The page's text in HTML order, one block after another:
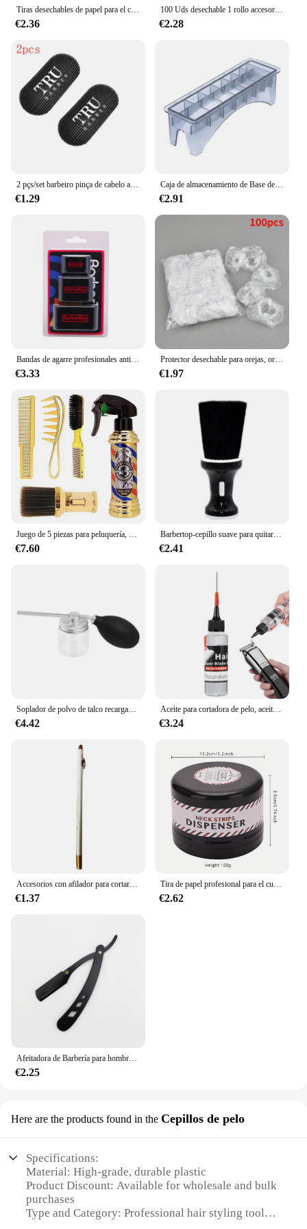
Tiras desechables de papel para el cuello, banda elástica profesional para peluquería, herramientas de estilismo
€2.36
100 Uds desechable 1 rollo accesorio de corte de pelo papel para el cuello ajustable peluquero dedicado salón de peluquería tiras blancas para el cuello
€2.28
2 pçs/set barbeiro pinça de cabelo adesivo fita titular do cabelo hairpin ferramentas estilo cabelo barbeiro acessórios salão cabeleireiro ferramenta
€1.29
Caja de almacenamiento de Base de 8 rejillas para cortadora de pelo Universal, peine de guía de límite para Barbero, Kit de herramientas de peinado, accesorios
€2.91
€3.33
Protector desechable para orejas, orejeras de ducha para teñir el cabello, herramientas de peluquería, accesorios de peluquería, 50/100 piezas
€1.97
€7.60
Barbertop-cepillo suave para quitar el pelo, plumero para cuello y cara, cepillos para barberos, herramientas de peluquería para estilista de salón, accesorios
€2.41
€4.42
Aceite para cortadora de pelo, aceite lubricante para Barbero, afeitadora, recortadora de barba, prevención de óxido
€3.24
€1.37 €2.62
Afeitadora de Barbería para hombres, de borde recto cuchilla de afeitar, afeitado Manual de barba y cuidado, cuchillas reemplazables, afeitadora, regalo para hombres
€2.25
Here are the products found in the Cepillos de pelo
Specifications:
Material: High-grade, durable plastic
Product Discount: Available for wholesale and bulk
purchases
Type and Category: Professional hair styling tools